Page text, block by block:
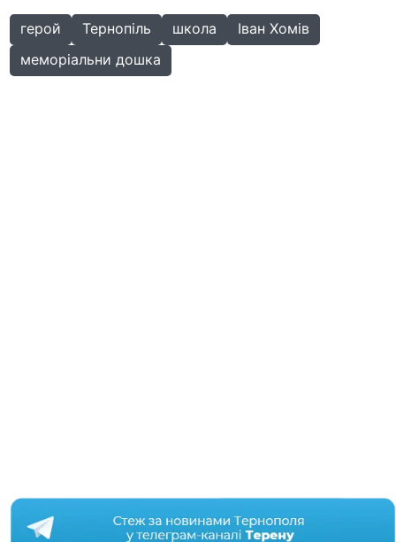
герой Тернопіль школа
Іван Хомів
меморіальни дошка